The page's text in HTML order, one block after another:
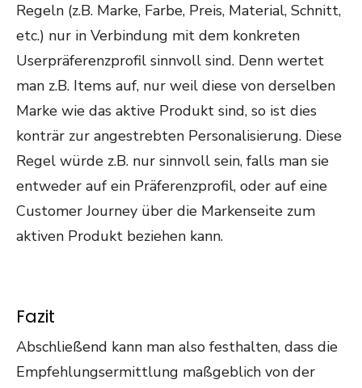
Regeln (z.B. Marke, Farbe, Preis, Material, Schnitt,
etc.) nur in Verbindung mit dem konkreten
Userpräferenzprofil sinnvoll sind. Denn wertet
man z.B. Items auf, nur weil diese von derselben
Marke wie das aktive Produkt sind, so ist dies
konträr zur angestrebten Personalisierung. Diese
Regel würde z.B. nur sinnvoll sein, falls man sie
entweder auf ein Präferenzprofil, oder auf eine
Customer Journey über die Markenseite zum
aktiven Produkt beziehen kann.
Fazit
Abschließend kann man also festhalten, dass die
Empfehlungsermittlung maßgeblich von der